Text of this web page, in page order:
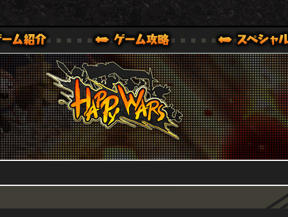
HappyWars
ONE VER.]
ピーウォーズ)公式サイト [ XBOX 360,XBOX ONE VER.]